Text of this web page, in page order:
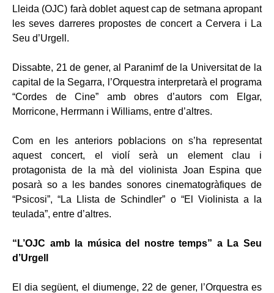
Lleida (OJC) farà doblet aquest cap de setmana apropant
les seves darreres propostes de concert a Cervera i La
Seu d’Urgell.
Dissabte, 21 de gener, al Paranimf de la Universitat de la
capital de la Segarra, l’Orquestra interpretarà el programa
“Cordes de Cine” amb obres d’autors com Elgar,
Morricone, Herrmann i Williams, entre d’altres.
Com en les anteriors poblacions on s’ha representat
aquest concert, el violí serà un element clau i
protagonista de la mà del violinista Joan Espina que
posarà so a les bandes sonores cinematogràfiques de
“Psicosi”, “La Llista de Schindler” o “El Violinista a la
teulada”, entre d’altres.
“L’OJC amb la música del nostre temps” a La Seu
d’Urgell
El dia següent, el diumenge, 22 de gener, l’Orquestra es